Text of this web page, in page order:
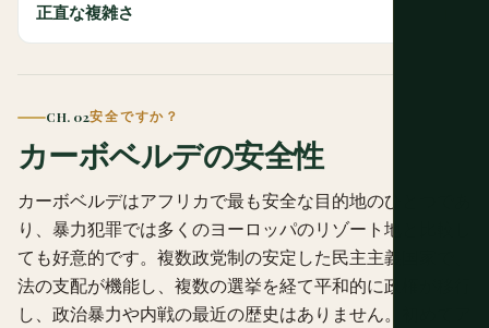
正直な複雑さ
CH. 02安全ですか？
カーボベルデの安全性
カーボベルデはアフリカで最も安全な目的地のひとつであ
り、暴力犯罪では多くのヨーロッパのリゾート地と比較し
ても好意的です。複数政党制の安定した民主主義国家で、
法の支配が機能し、複数の選挙を経て平和的に政権が移行
し、政治暴力や内戦の最近の歴史はありません。初めてア